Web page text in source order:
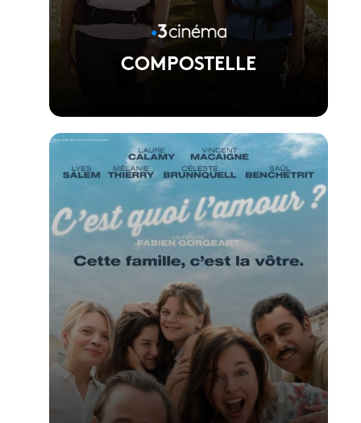
COMPOSTELLE
Réalisé par Yann Samuell
Voir la fiche du film